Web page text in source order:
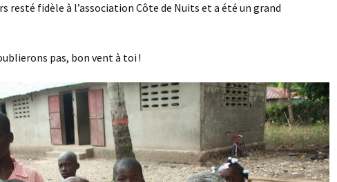
resté fidèle à l’association Côte de Nuits et a été un grand
pas, bon vent à toi !